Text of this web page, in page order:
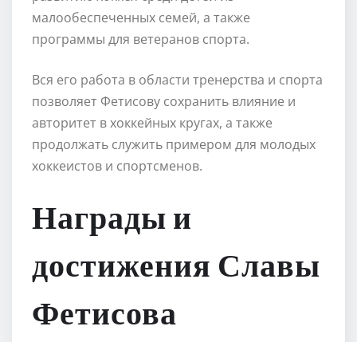
малообеспеченных семей, а также
программы для ветеранов спорта.
Вся его работа в области тренерства и спорта
позволяет Фетисову сохранить влияние и
авторитет в хоккейных кругах, а также
продолжать служить примером для молодых
хоккеистов и спортсменов.
Награды и
достижения Славы
Фетисова